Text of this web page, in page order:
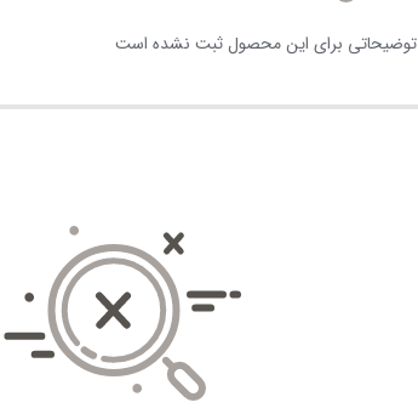
توضیحاتی برای این محصول ثبت نشده است